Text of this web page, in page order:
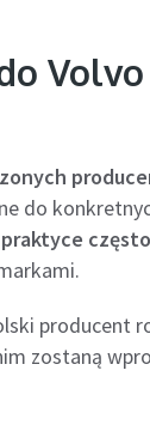
do
producent
zostaną